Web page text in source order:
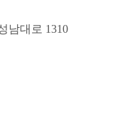
남대로 1310